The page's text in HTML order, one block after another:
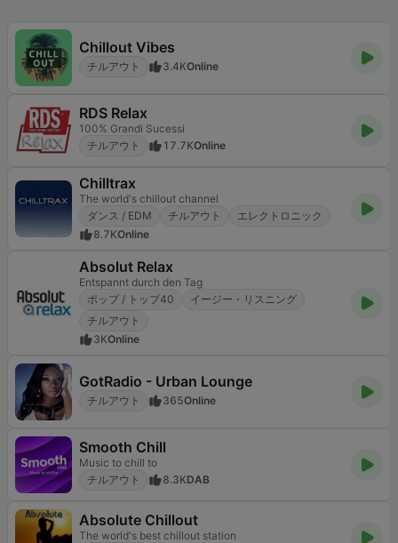
Chillout Vibes
チルアウト 3.4KOnline
RDS Relax
100% Grandi Sucessi
チルアウト
17.7KOnline
Chilltrax
The world's chillout channel
ダンス / EDM
チルアウト
エレクトロニック
8.7KOnline
Absolut Relax
Entspannt durch den Tag
ポップ / トップ40
イージー・リスニング
チルアウト
3KOnline
GotRadio - Urban Lounge
チルアウト 365Online
Smooth Chill
Music to chill to
チルアウト
8.3KDAB
Absolute Chillout
The world's best chillout station